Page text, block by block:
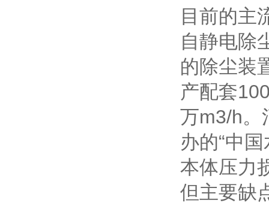
目前的主
自静电除
的除尘装
产配套
万m3/h。
办的“中
本体压力
但主要缺